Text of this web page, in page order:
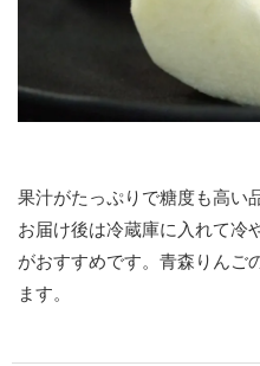
果汁がたっぷりで糖度も高い
お届け後は冷蔵庫に入れて冷
がおすすめです。青森りんご
ます。